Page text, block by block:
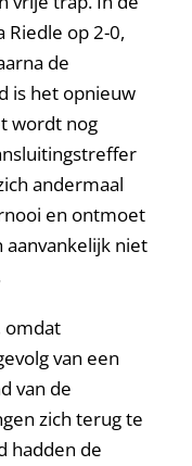
op 2-0,
de
is het opnieuw
wordt nog
andermaal
en ontmoet
aanvankelijk niet
omdat
van een
van de
zich terug te
hadden de